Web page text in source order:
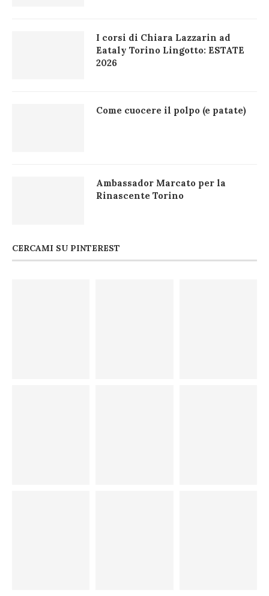
I corsi di Chiara Lazzarin ad
Eataly Torino Lingotto: ESTATE
2026
Come cuocere il polpo (e patate)
Ambassador Marcato per la
Rinascente Torino
CERCAMI SU PINTEREST